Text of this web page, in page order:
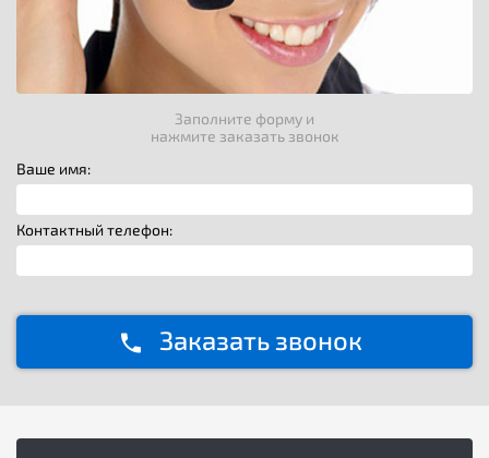
Заполните форму и
нажмите заказать звонок
Ваше имя:
Контактный телефон:
Заказать звонок